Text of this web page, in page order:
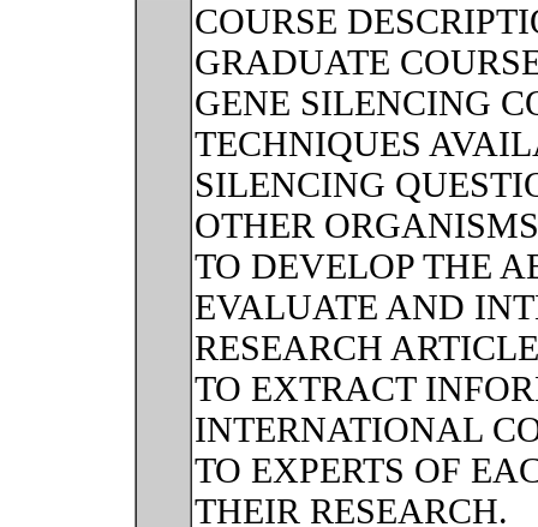
COURSE
GRADUATE
GENE SILENCING
TECHNIQUES
SILENCING
OTHER
TO DEVELOP THE
EVALUATE AND
RESEARCH
TO EXTRACT
INTERNATIONAL
TO EXPERTS OF
THEIR RESEARCH.